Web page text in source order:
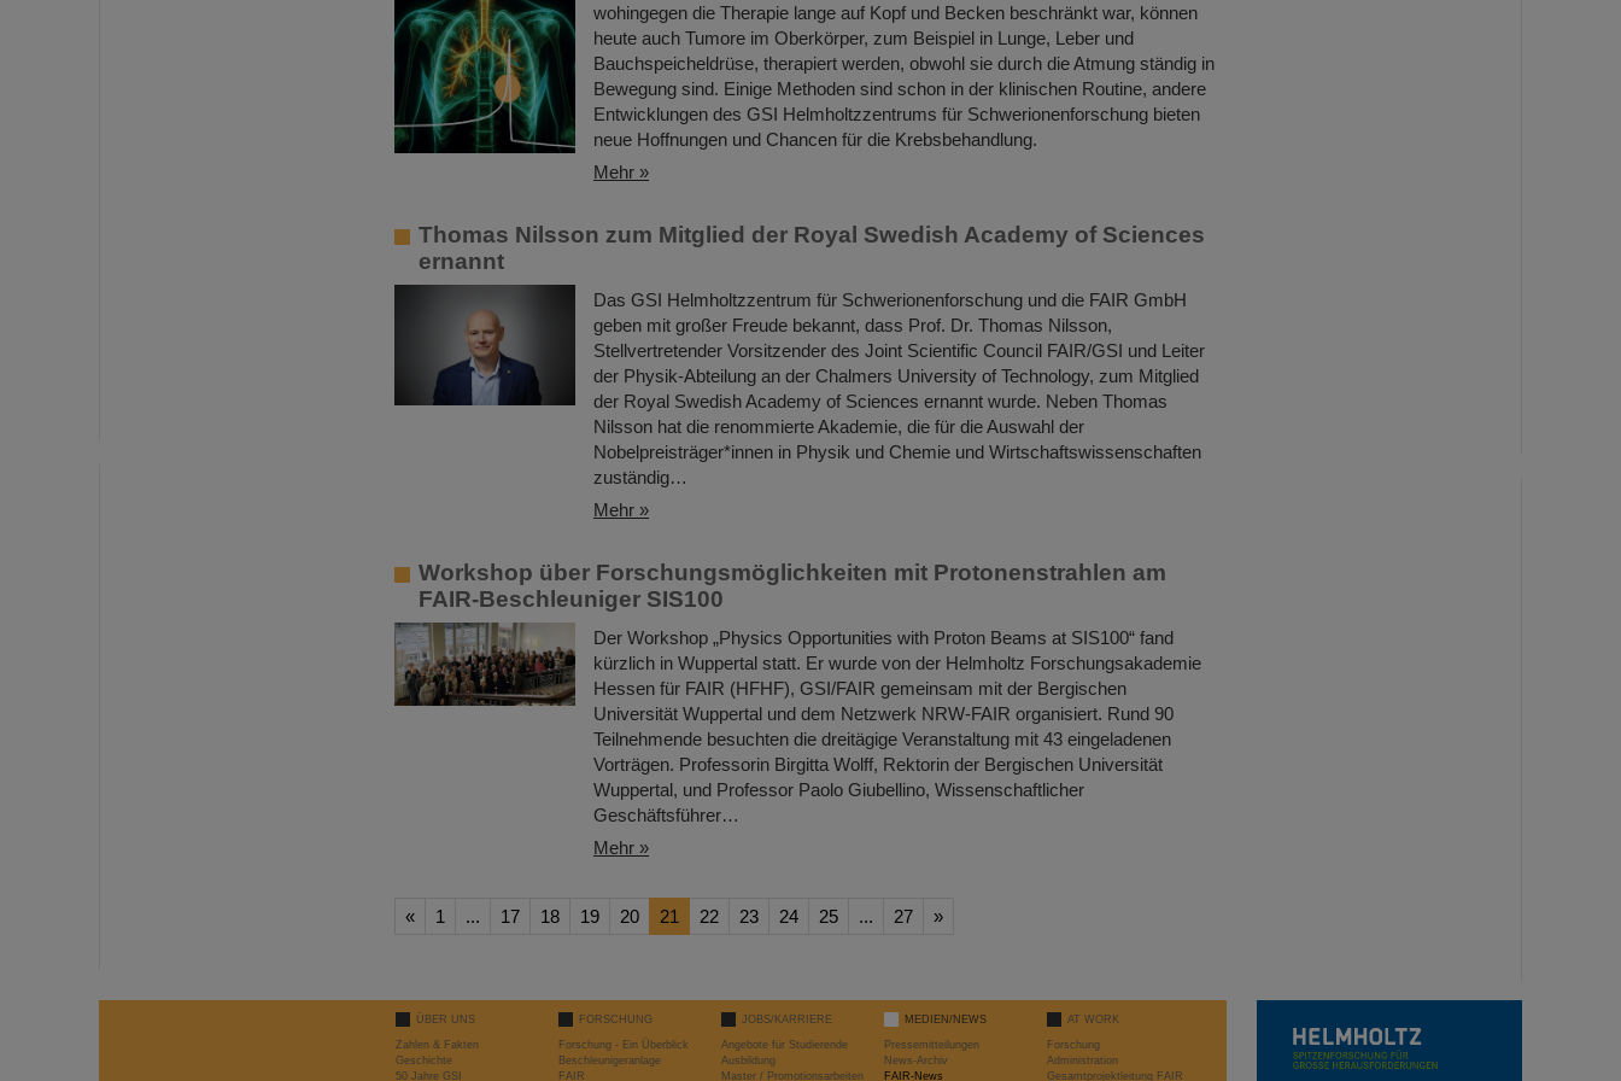
wohingegen die Therapie lange auf Kopf und Becken beschränkt war, können
heute auch Tumore im Oberkörper, zum Beispiel in Lunge, Leber und
Bauchspeicheldrüse, therapiert werden, obwohl sie durch die Atmung ständig in
Bewegung sind. Einige Methoden sind schon in der klinischen Routine, andere
Entwicklungen des GSI Helmholtzzentrums für Schwerionenforschung bieten
neue Hoffnungen und Chancen für die Krebsbehandlung.
Mehr »
Thomas Nilsson zum Mitglied der Royal Swedish Academy of Sciences
ernannt
Das GSI Helmholtzzentrum für Schwerionenforschung und die FAIR GmbH
geben mit großer Freude bekannt, dass Prof. Dr. Thomas Nilsson,
Stellvertretender Vorsitzender des Joint Scientific Council FAIR/GSI und Leiter
der Physik-Abteilung an der Chalmers University of Technology, zum Mitglied
der Royal Swedish Academy of Sciences ernannt wurde. Neben Thomas
Nilsson hat die renommierte Akademie, die für die Auswahl der
Nobelpreisträger*innen in Physik und Chemie und Wirtschaftswissenschaften
zuständig…
Mehr »
Workshop über Forschungsmöglichkeiten mit Protonenstrahlen am
FAIR-Beschleuniger SIS100
Der Workshop „Physics Opportunities with Proton Beams at SIS100“ fand
kürzlich in Wuppertal statt. Er wurde von der Helmholtz Forschungsakademie
Hessen für FAIR (HFHF), GSI/FAIR gemeinsam mit der Bergischen
Universität Wuppertal und dem Netzwerk NRW-FAIR organisiert. Rund 90
Teilnehmende besuchten die dreitägige Veranstaltung mit 43 eingeladenen
Vorträgen. Professorin Birgitta Wolff, Rektorin der Bergischen Universität
Wuppertal, und Professor Paolo Giubellino, Wissenschaftlicher
Geschäftsführer…
Mehr »
« 1 ... 17 18 19 20 21 22 23 24 25 ... 27 »
ÜBER UNS
Zahlen & Fakten
Geschichte
50 Jahre GSI
FORSCHUNG
Forschung - Ein Überblick
Beschleunigeranlage
FAIR
JOBS/KARRIERE
Angebote für Studierende
Ausbildung
Master / Promotionsarbeiten
MEDIEN/NEWS
Pressemitteilungen
News-Archiv
FAIR-News
AT WORK
Forschung
Administration
Gesamtprojektleitung FAIR